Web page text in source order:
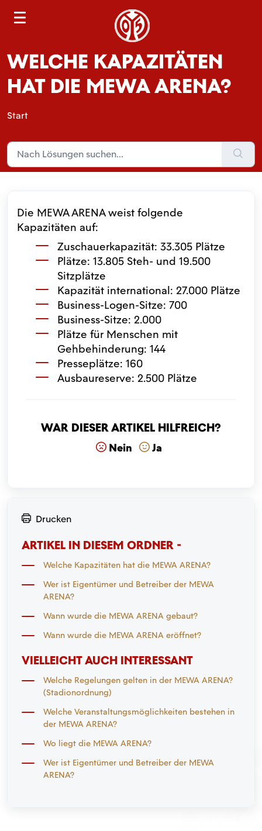
WELCHE KAPAZITÄTEN
HAT DIE MEWA ARENA?
Start
Die MEWA ARENA weist folgende
Kapazitäten auf:
Zuschauerkapazität: 33.305 Plätze
Plätze: 13.805 Steh- und 19.500
Sitzplätze
Kapazität international: 27.000 Plätze
Business-Logen-Sitze: 700
Business-Sitze: 2.000
Plätze für Menschen mit
Gehbehinderung: 144
Presseplätze: 160
Ausbaureserve: 2.500 Plätze
War dieser Artikel hilfreich?
Nein Ja
Drucken
ARTIKEL IN DIESEM ORDNER -
Welche Kapazitäten hat die MEWA ARENA?
Wer ist Eigentümer und Betreiber der MEWA
ARENA?
Wann wurde die MEWA ARENA gebaut?
Wann wurde die MEWA ARENA eröffnet?
VIELLEICHT AUCH INTERESSANT
Welche Regelungen gelten in der MEWA ARENA?
(Stadionordnung)
Welche Veranstaltungsmöglichkeiten bestehen in
der MEWA ARENA?
Wo liegt die MEWA ARENA?
Wer ist Eigentümer und Betreiber der MEWA
ARENA?